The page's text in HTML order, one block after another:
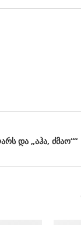
და „აჰა, ძმაო““